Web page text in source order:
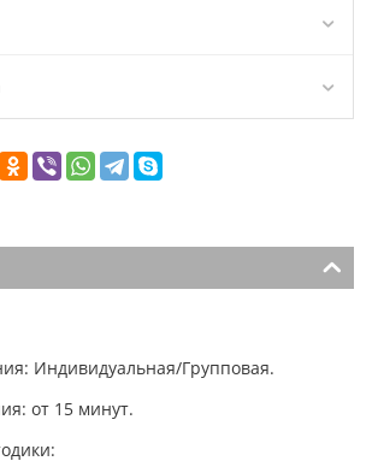
Индивидуальная/Групповая.
от 15 минут.